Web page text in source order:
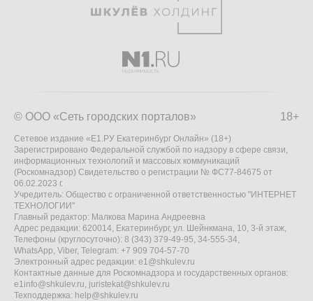
18+
© ООО «Сеть городских порталов»
Сетевое издание «Е1.РУ Екатеринбург Онлайн» (18+)
Зарегистрировано Федеральной службой по надзору в сфере связи,
информационных технологий и массовых коммуникаций
(Роскомнадзор) Свидетельство о регистрации № ФС77-84675 от
06.02.2023 г.
Учредитель: Общество с ограниченной ответственностью "ИНТЕРНЕТ
ТЕХНОЛОГИИ"
Главный редактор: Малкова Марина Андреевна
Адрес редакции: 620014, Екатеринбург, ул. Шейнкмана, 10, 3-й этаж,
Телефоны (круглосуточно): 8 (343) 379-49-95, 34-555-34,
WhatsApp, Viber, Telegram: +7 909 704-57-70
Электронный адрес редакции: e1@shkulev.ru
Контактные данные для Роскомнадзора и государственных органов:
e1info@shkulev.ru, juristekat@shkulev.ru
Техподдержка: help@shkulev.ru